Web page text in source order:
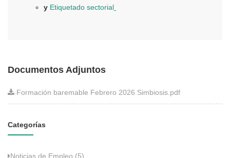
y Etiquetado sectorial
Documentos Adjuntos
Formación baremable Febrero 2026 Simbiosis.pdf
Categorías
Noticias de Empleo (5)